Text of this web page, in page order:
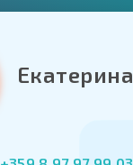
Екатерина